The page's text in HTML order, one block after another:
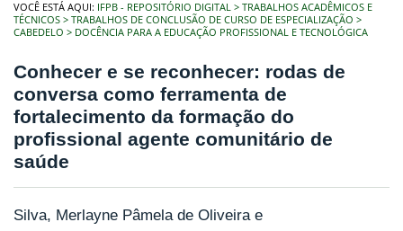
VOCÊ ESTÁ AQUI: IFPB - REPOSITÓRIO DIGITAL
TRABALHOS ACADÊMICOS E
TÉCNICOS
TRABALHOS DE CONCLUSÃO DE CURSO DE ESPECIALIZAÇÃO
CABEDELO
DOCÊNCIA PARA A EDUCAÇÃO PROFISSIONAL E TECNOLÓGICA
Conhecer e se reconhecer: rodas de
conversa como ferramenta de
fortalecimento da formação do
profissional agente comunitário de
saúde
Silva, Merlayne Pâmela de Oliveira e